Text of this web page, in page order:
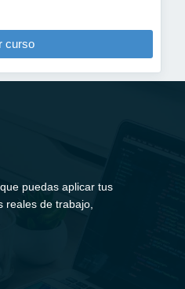
curso
puedas aplicar tus
reales de trabajo,